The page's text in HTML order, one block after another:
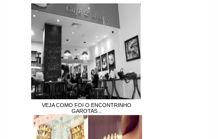
VEJA COMO FOI O ENCONTRINHO
GAROTAS...